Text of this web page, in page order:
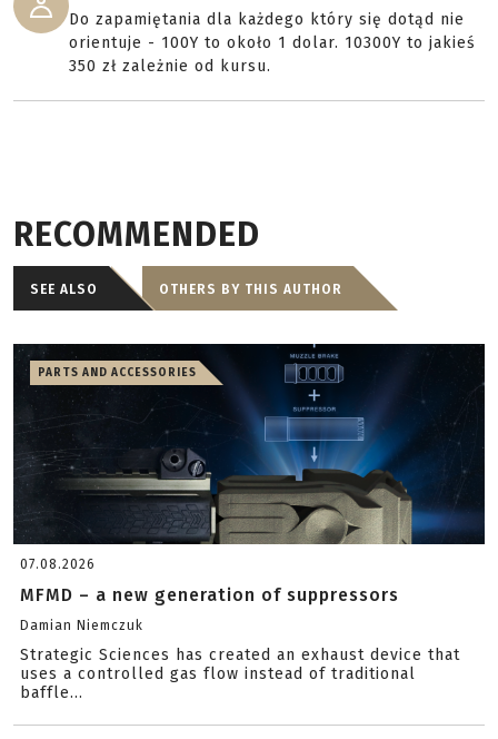
Do zapamiętania dla każdego który się dotąd nie
orientuje - 100Y to około 1 dolar. 10300Y to jakieś
350 zł zależnie od kursu.
RECOMMENDED
SEE ALSO OTHERS BY THIS AUTHOR
PARTS AND ACCESSORIES
07.08.2026
MFMD – a new generation of suppressors
Damian Niemczuk
Strategic Sciences has created an exhaust device that
uses a controlled gas flow instead of traditional
baffle...